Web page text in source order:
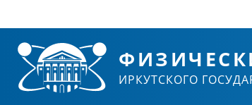
ИРКУТСКОГО